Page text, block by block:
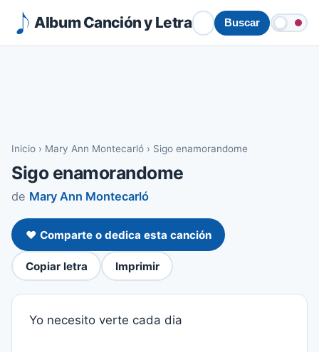
Album Canción y Letra Buscar
Inicio › Mary Ann Montecarló › Sigo enamorandome
Sigo enamorandome
de Mary Ann Montecarló
❤️ Comparte o dedica esta canción
Copiar letra Imprimir
Yo necesito verte cada dia